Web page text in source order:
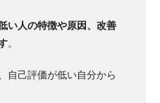
い人の特徴や原因、改善
。
自己評価が低い自分から